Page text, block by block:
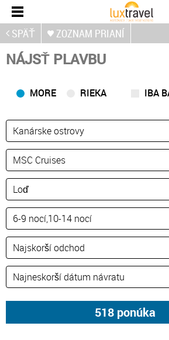
SPÄŤ ZOZNAM PRIANÍ
NÁJSŤ PLAVBU
MORE RIEKA IBA